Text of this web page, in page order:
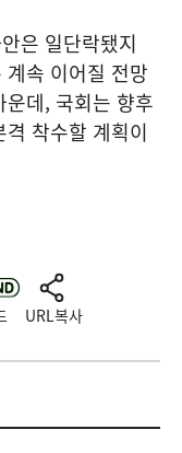
은 일단락됐지
속 이어질 전망
데, 국회는 향후
착수할 계획이
URL복사